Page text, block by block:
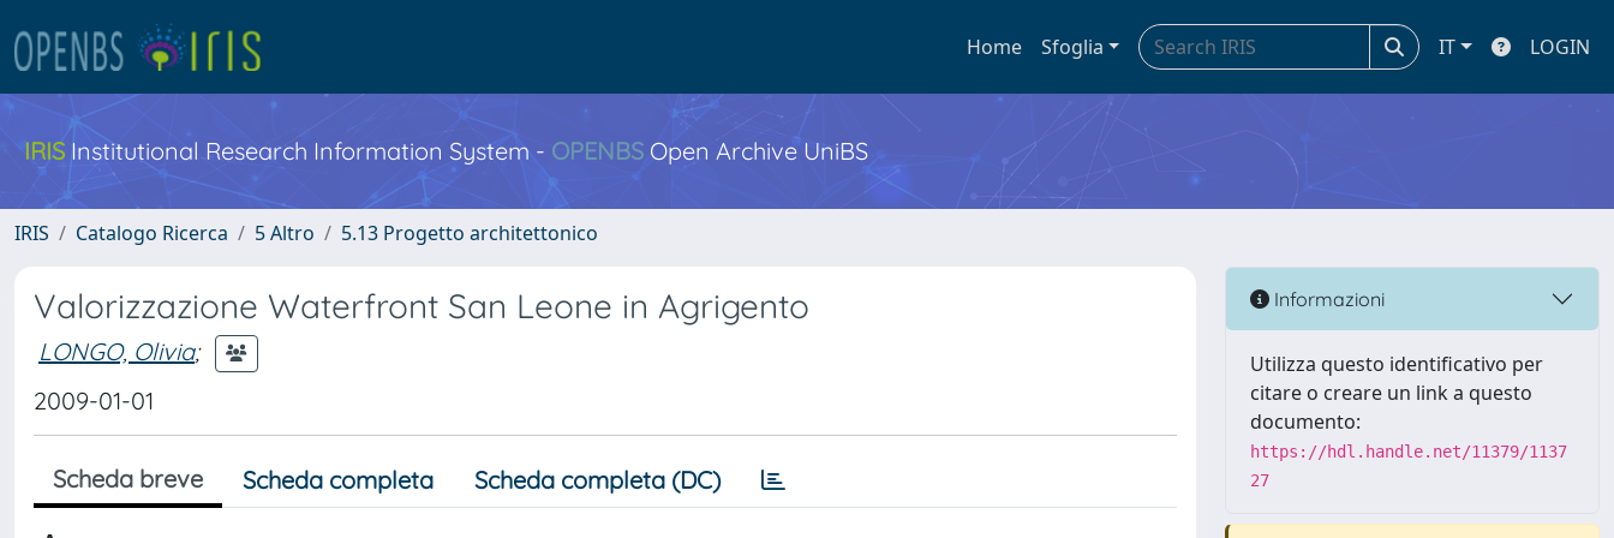
Home Sfoglia IT LOGIN
IRIS Institutional Research Information System - OPENBS Open Archive UniBS
IRIS Catalogo Ricerca 5 Altro 5.13 Progetto architettonico
Valorizzazione Waterfront San Leone in Agrigento
LONGO, Olivia;
2009-01-01
Scheda breve Scheda completa Scheda completa (DC)
Informazioni
Utilizza questo identificativo per
citare o creare un link a questo
documento:
https://hdl.handle.net/11379/1137
27